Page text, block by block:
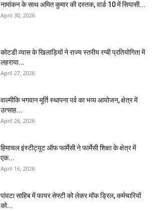
नामांकन के साथ अमित कुमार की दस्तक, वार्ड 10 में सियासी...
April 30, 2026
कोटडी व्यास के खिलाड़ियों ने राज्य स्तरीय रग्बी प्रतियोगिता में
लहराया...
April 27, 2026
वाल्मीकि भगवान मूर्ति स्थापना पर्व का भव्य आयोजन, क्षेत्र में
उत्साह...
April 26, 2026
हिमाचल इंस्टीट्यूट ऑफ फार्मेसी ने फार्मेसी शिक्षा के क्षेत्र में
एक...
April 16, 2026
पांवटा साहिब में फायर सेफ्टी को लेकर मॉक ड्रिल, कर्मचारियों
को...